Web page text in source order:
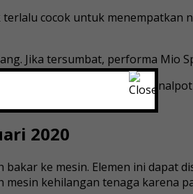
cocok untuk menempatkan
Jika tersumbat, performa Mio
lawas biasanya memiliki
2020
ke mesin. Elemen ini dapat
kehilangan tenaga karena